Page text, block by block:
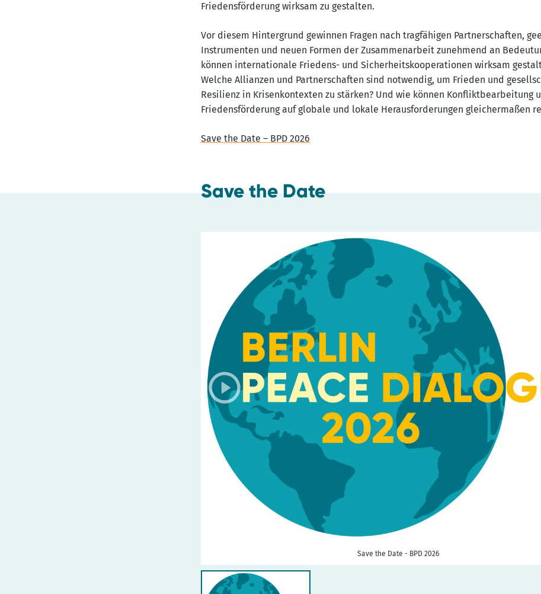
Friedensförderung wirksam zu gestalten.
Vor diesem Hintergrund gewinnen Fragen nach tragfähigen Partnerschaften,
Instrumenten und neuen Formen der Zusammenarbeit zunehmend an
können internationale Friedens- und Sicherheitskooperationen wirksam
Welche Allianzen und Partnerschaften sind notwendig, um Frieden und
Resilienz in Krisenkontexten zu stärken? Und wie können Konfliktbearbeitung
Friedensförderung auf globale und lokale Herausforderungen gleichermaßen
Save the Date – BPD 2026
Save the Date
Save the Date - BPD 2026